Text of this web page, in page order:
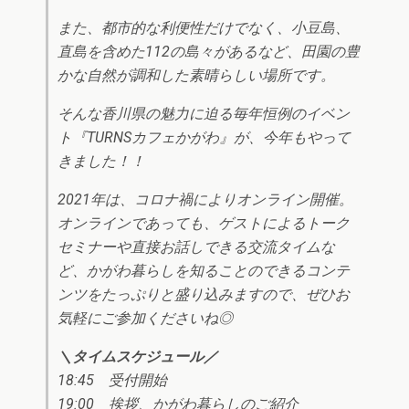
また、都市的な利便性だけでなく、小豆島、
直島を含めた112の島々があるなど、田園の豊
かな自然が調和した素晴らしい場所です。
そんな香川県の魅力に迫る毎年恒例のイベン
ト『TURNSカフェかがわ』が、今年もやって
きました！！
2021年は、コロナ禍によりオンライン開催。
オンラインであっても、ゲストによるトーク
セミナーや直接お話しできる交流タイムな
ど、かがわ暮らしを知ることのできるコンテ
ンツをたっぷりと盛り込みますので、ぜひお
気軽にご参加くださいね◎
＼タイムスケジュール／
18:45 受付開始
19:00 挨拶、かがわ暮らしのご紹介